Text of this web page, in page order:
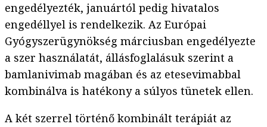
engedélyezték, januártól pedig hivatalos
engedéllyel is rendelkezik. Az Európai
Gyógyszerügynökség márciusban engedélyezte
a szer használatát, állásfoglalásuk szerint a
bamlanivimab magában és az etesevimabbal
kombinálva is hatékony a súlyos tünetek ellen.
A két szerrel történő kombinált terápiát az